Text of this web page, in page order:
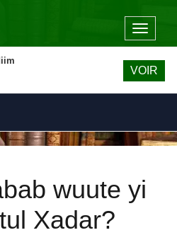
Toggle
wuute yi
Xadar?
VOIR